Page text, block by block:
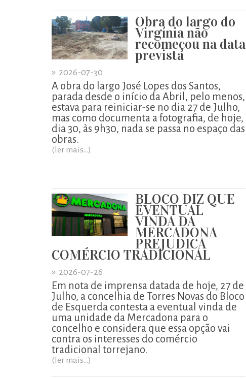
Obra do largo do
Virgínia não
recomeçou na data
prevista
» 2026-07-30
A obra do largo José Lopes dos Santos,
parada desde o início da Abril, pelo menos,
estava para reiniciar-se no dia 27 de Julho,
mas como documenta a fotografia, de hoje,
dia 30, às 9h30, nada se passa no espaço das
obras.
(ler mais...)
BLOCO DIZ QUE
EVENTUAL
VINDA DA
MERCADONA
PREJUDICA
COMÉRCIO TRADICIONAL
» 2026-07-26
Em nota de imprensa datada de hoje, 27 de
Julho, a concelhia de Torres Novas do Bloco
de Esquerda contesta a eventual vinda de
uma unidade da Mercadona para o
concelho e considera que essa opção vai
contra os interesses do comércio
tradicional torrejano.
(ler mais...)